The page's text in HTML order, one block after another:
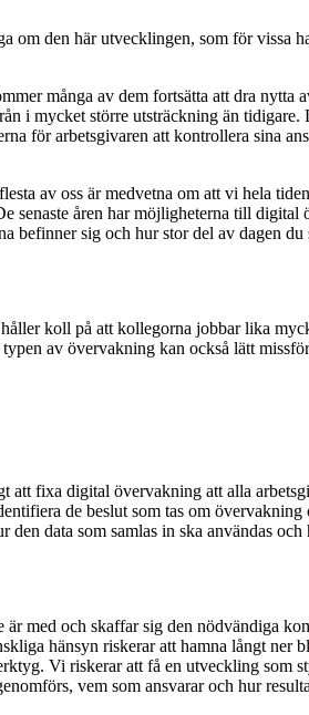
om den här utvecklingen, som för vissa
många av dem fortsätta att dra nytta
i mycket större utsträckning än tidigare.
för arbetsgivaren att kontrollera sina
av oss är medvetna om att vi hela
senaste åren har möjligheterna till
sig och hur stor del av dagen du
koll på att kollegorna jobbar lika
av övervakning kan också lätt
att fixa digital övervakning att alla
de beslut som tas om övervakning
data som samlas in ska användas
med och skaffar sig den nödvändiga
hänsyn riskerar att hamna långt ner
Vi riskerar att få en utveckling som
vem som ansvarar och hur